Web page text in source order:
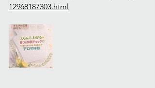
12968187303.html